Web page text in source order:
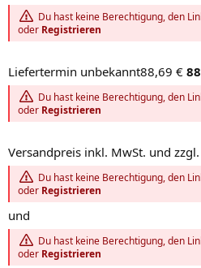
Du hast keine Berechtigung, den
oder Registrieren
Liefertermin unbekannt88,69 €
Du hast keine Berechtigung, den
oder Registrieren
Versandpreis inkl. MwSt. und zzgl.
Du hast keine Berechtigung, den
oder Registrieren
und
Du hast keine Berechtigung, den
oder Registrieren